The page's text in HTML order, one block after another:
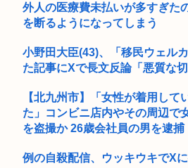
外人の医療費未払いが多すぎた
を断るようになってしまう
小野田大臣(43)、「移民ウェル
た記事にXで長文反論「悪質な
【北九州市】「女性が着用して
た」コンビニ店内やその周辺で
を盗撮か 26歳会社員の男を逮捕
例の自殺配信、ウッキウキでX